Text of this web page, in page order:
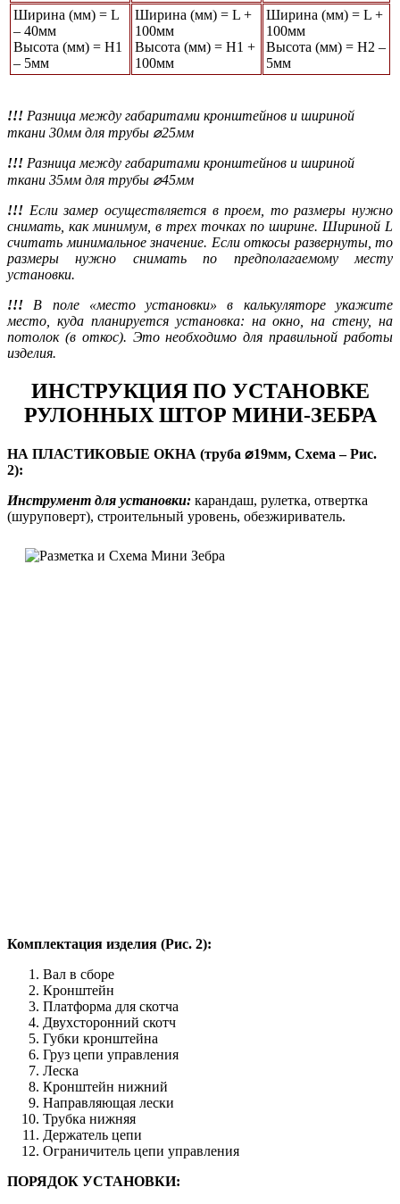
Ширина (мм) = L
– 40мм
Высота (мм) = Н1
– 5мм
Ширина (мм) = L +
100мм
Высота (мм) = Н1 +
100мм
Ширина (мм) = L +
100мм
Высота (мм) = Н2 –
5мм
!!! Разница между габаритами кронштейнов и шириной
ткани 30мм для трубы ⌀25мм
!!! Разница между габаритами кронштейнов и шириной
ткани 35мм для трубы ⌀45мм
!!! Если замер осуществляется в проем, то размеры нужно
снимать, как минимум, в трех точках по ширине. Шириной L
считать минимальное значение. Если откосы развернуты, то
размеры нужно снимать по предполагаемому месту
установки.
!!! В поле «место установки» в калькуляторе укажите
место, куда планируется установка: на окно, на стену, на
потолок (в откос). Это необходимо для правильной работы
изделия.
ИНСТРУКЦИЯ ПО УСТАНОВКЕ
РУЛОННЫХ ШТОР МИНИ-ЗЕБРА
НА ПЛАСТИКОВЫЕ ОКНА (труба ⌀19мм, Схема – Рис.
2):
Инструмент для установки: карандаш, рулетка, отвертка
(шуруповерт), строительный уровень, обезжириватель.
Комплектация изделия (Рис. 2):
Вал в сборе
Кронштейн
Платформа для скотча
Двухсторонний скотч
Губки кронштейна
Груз цепи управления
Леска
Кронштейн нижний
Направляющая лески
Трубка нижняя
Держатель цепи
Ограничитель цепи управления
ПОРЯДОК УСТАНОВКИ: